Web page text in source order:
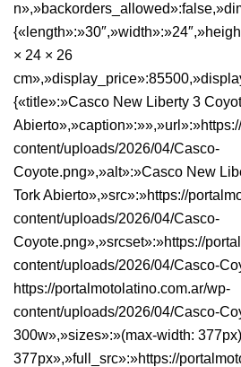
× 24 × 26
{«title»:»Casco New Liberty 3
content/uploads/2026/04/Casco-
Coyote.png»,»alt»:»Casco New
Tork Abierto»,»src»:»https://
content/uploads/2026/04/Casco-
Coyote.png»,»srcset»:»https://
content/uploads/2026/04/Casco-
https://portalmotolatino.com.ar/wp-
content/uploads/2026/04/Casco-
300w»,»sizes»:»(max-width:
377px»,»full_src»:»https://